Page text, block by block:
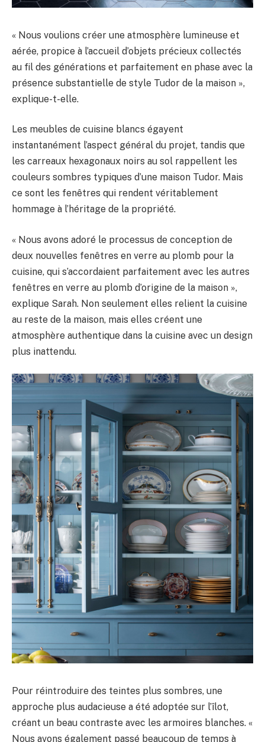
« Nous voulions créer une atmosphère lumineuse et
aérée, propice à l’accueil d’objets précieux collectés
au fil des générations et parfaitement en phase avec la
présence substantielle de style Tudor de la maison »,
explique-t-elle.
Les meubles de cuisine blancs égayent
instantanément l’aspect général du projet, tandis que
les carreaux hexagonaux noirs au sol rappellent les
couleurs sombres typiques d’une maison Tudor. Mais
ce sont les fenêtres qui rendent véritablement
hommage à l’héritage de la propriété.
« Nous avons adoré le processus de conception de
deux nouvelles fenêtres en verre au plomb pour la
cuisine, qui s’accordaient parfaitement avec les autres
fenêtres en verre au plomb d’origine de la maison »,
explique Sarah. Non seulement elles relient la cuisine
au reste de la maison, mais elles créent une
atmosphère authentique dans la cuisine avec un design
plus inattendu.
Pour réintroduire des teintes plus sombres, une
approche plus audacieuse a été adoptée sur l’îlot,
créant un beau contraste avec les armoires blanches. «
Nous avons également passé beaucoup de temps à